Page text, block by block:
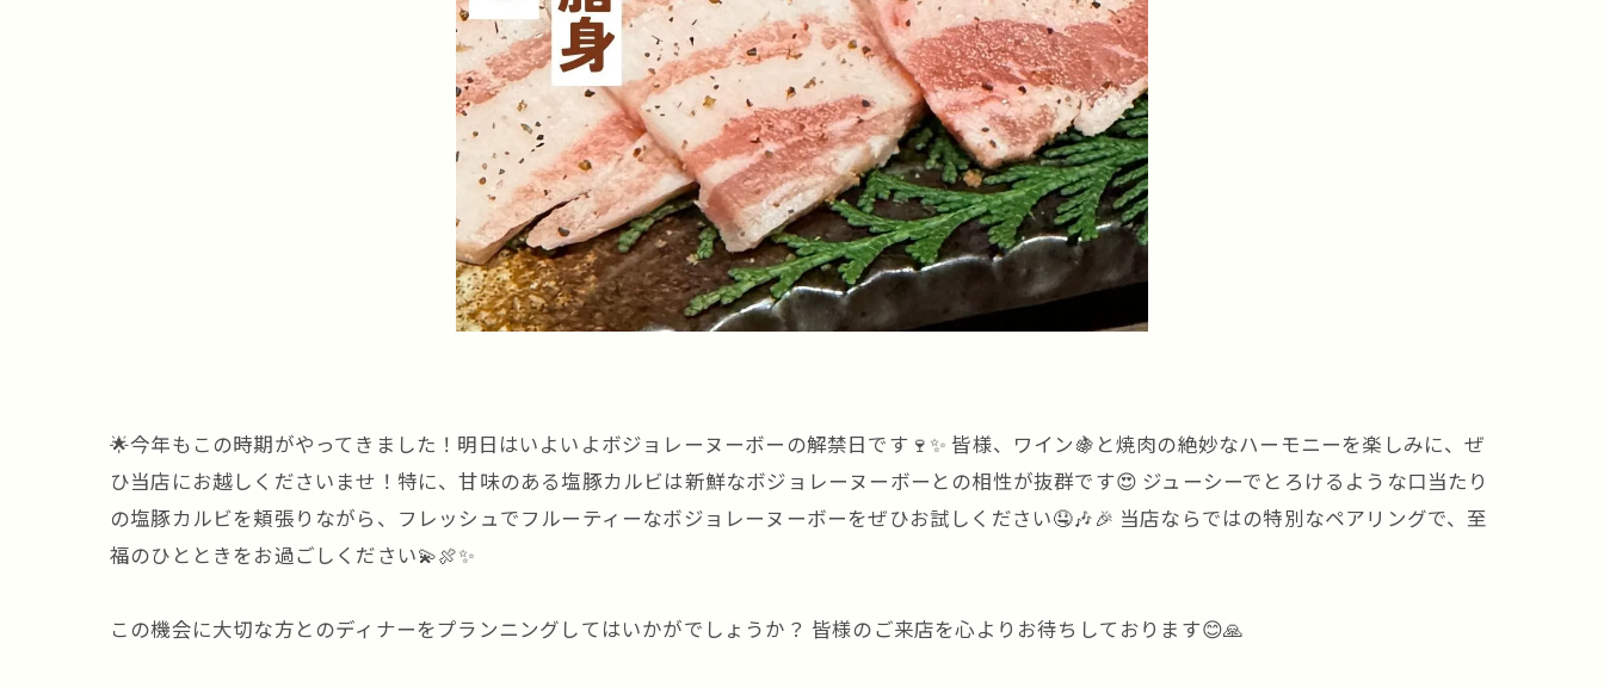
🌟今年もこの時期がやってきました！明日はいよいよボジョレーヌーボーの解禁日です🍷✨ 皆様、ワイン🍇と焼肉の絶妙なハーモニーを楽しみに、ぜ
ひ当店にお越しくださいませ！特に、甘味のある塩豚カルビは新鮮なボジョレーヌーボーとの相性が抜群です😍 ジューシーでとろけるような口当たり
の塩豚カルビを頬張りながら、フレッシュでフルーティーなボジョレーヌーボーをぜひお試しください🤤🎶🎉 当店ならではの特別なペアリングで、至
福のひとときをお過ごしください💫🍖✨
この機会に大切な方とのディナーをプランニングしてはいかがでしょうか？ 皆様のご来店を心よりお待ちしております😊🙏